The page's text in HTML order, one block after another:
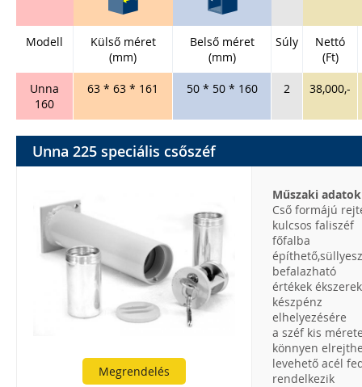
Modell
Külső méret
(mm)
Belső méret
(mm)
Súly
Nettó
(Ft)
Unna
160
63 * 63 * 161 50 * 50 * 160 2 38,000,-
Unna 225 speciális csőszéf
Megrendelés
Műszaki adatok
Cső formájú
kulcsos faliszéf
főfalba
befalazható
értékek
készpénz
elhelyezésére
a széf kis
könnyen
levehető acél
rendelkezik